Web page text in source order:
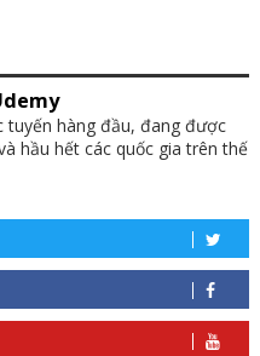
tuyến hàng đầu, đang được
hầu hết các quốc gia trên thế